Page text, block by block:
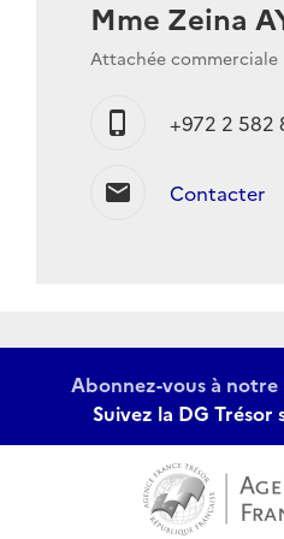
Mme Zeina
Attachée commerciale
phone_iphone +972 2 582
mail Contacter
Abonnez-vous à
Suivez la DG Trésor